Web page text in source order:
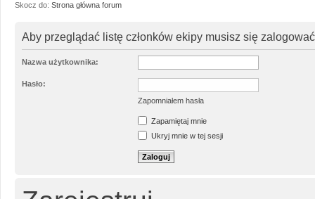
Skocz do: Strona główna forum
Aby przeglądać listę członków ekipy musisz się
Nazwa użytkownika:
Hasło:
Zapomniałem hasła
Zapamiętaj mnie
Ukryj mnie w tej sesji